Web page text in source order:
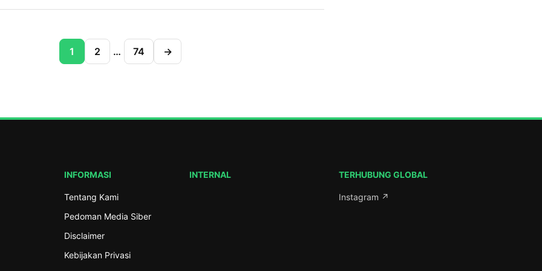
Ulama (PCNU) Kabupaten Batang menggelar rapat
di Kantor PCNU Batang pada Ahad (26/7/2026). Rapat
tersebut membahas kesiapan pelaksanaan
Batang, KH. Ahmad Munir Malik dalam sambutan dan
1 2 … 74 →
INFORMASI
Tentang Kami
Pedoman Media Siber
Disclaimer
Kebijakan Privasi
INTERNAL TERHUBUNG GLOBAL
Instagram ↗